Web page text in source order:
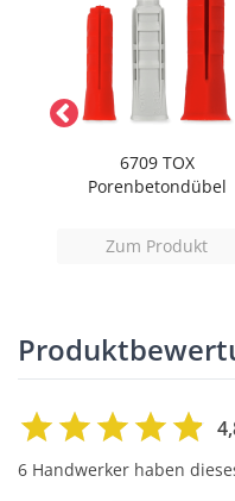
6709 TOX
Porenbetondübel
Zum Produkt
6 Handwerker haben